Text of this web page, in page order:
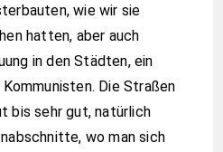
wie wir sie
hatten, aber auch
in den Städten, ein
Die Straßen
bis sehr gut, natürlich
wo man sich